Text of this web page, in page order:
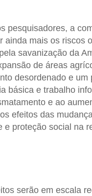
pesquisadores, a
ainda mais os riscos
savanização da
de áreas
desordenado e
básica e trabalho
e ao
efeitos das
e proteção social na
serão em escala